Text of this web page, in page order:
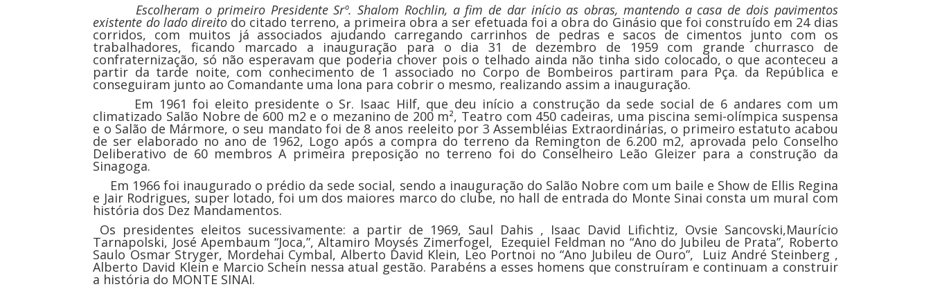
Escolheram o primeiro Presidente Srº. Shalom Rochlin, a fim de dar início as obras, mantendo a casa de dois pavimentos
existente do lado direitodo citado terreno, a primeira obra a ser efetuada foi a obra do Ginásio que foi construído em 24 dias
corridos, com muitos já associados ajudando carregando carrinhos de pedras e sacos de cimentos junto com os
trabalhadores, ficando marcado a inauguração para o dia 31 de dezembro de 1959 com grande churrasco de
confraternização, só não esperavam que poderia chover pois o telhado ainda não tinha sido colocado, o que aconteceu a
partir da tarde noite, com conhecimento de 1 associado no Corpo de Bombeiros partiram para Pça. da República e
conseguiram junto ao Comandante uma lona para cobrir o mesmo, realizando assim a inauguração.
Em 1961 foi eleito presidente o Sr. Isaac Hilf, que deu início a construção da sede social de 6 andares com um
climatizado Salão Nobre de 600 m2 e o mezanino de 200 m², Teatro com 450 cadeiras, uma piscina semi-olímpica suspensa
e o Salão de Mármore, o seu mandato foi de 8 anos reeleito por 3 Assembléias Extraordinárias, o primeiro estatuto acabou
de ser elaborado no ano de 1962, Logo após a compra do terreno da Remington de 6.200 m2, aprovada pelo Conselho
Deliberativo de 60 membros A primeira preposição no terreno foi do Conselheiro Leão Gleizer para a construção da
Sinagoga.
Em 1966 foi inaugurado o prédio da sede social, sendo a inauguração do Salão Nobre com um baile e Show de Ellis Regina
e Jair Rodrigues, super lotado, foi um dos maiores marco do clube, no hall de entrada do Monte Sinai consta um mural com
história dos Dez Mandamentos.
Os presidentes eleitos sucessivamente: a partir de 1969, Saul Dahis , Isaac David Lifichtiz, Ovsie Sancovski,Maurício
Tarnapolski, José Apembaum “Joca,”, Altamiro Moysés Zimerfogel, Ezequiel Feldman no “Ano do Jubileu de Prata”, Roberto
Saulo Osmar Stryger, Mordehai Cymbal, Alberto David Klein, Leo Portnoi no “Ano Jubileu de Ouro”, Luiz André Steinberg ,
Alberto David Klein e Marcio Schein nessa atual gestão. Parabéns a esses homens que construíram e continuam a construir
a história do MONTE SINAI.